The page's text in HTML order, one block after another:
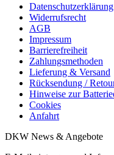
Datenschutzerklärung
Widerrufsrecht
AGB
Impressum
Barrierefreiheit
Zahlungsmethoden
Lieferung & Versand
Rücksendung /
Hinweise zur
Cookies
Anfahrt
DKW News & Angebote